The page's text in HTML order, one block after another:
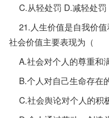
C.从轻处罚 D.减轻处罚
21.人生价值是自我价
社会价值主要表现为
A.社会对个人的尊重和
B.个人对自己生命存在
C.社会舆论对个人的积